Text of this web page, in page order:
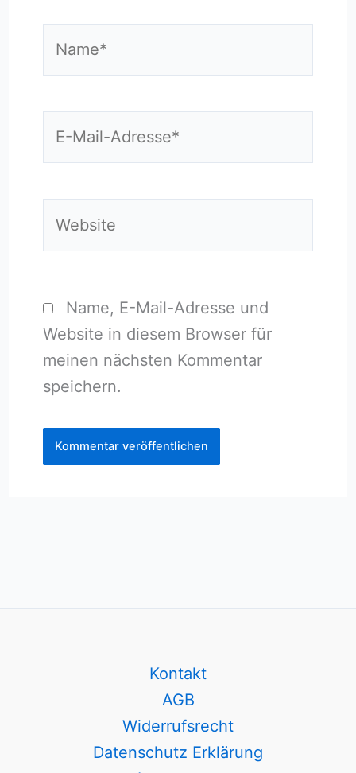
Name, E-Mail-Adresse und
Website in diesem Browser für
meinen nächsten Kommentar
speichern.
Kontakt
AGB
Widerrufsrecht
Datenschutz Erklärung